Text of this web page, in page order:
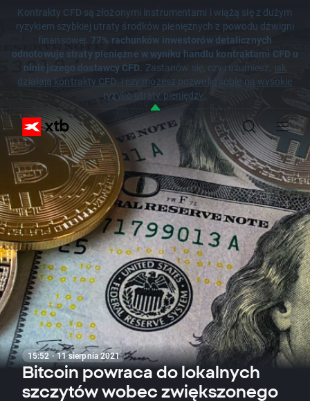
Kontrakty CFD są złożonymi instrumentami i wiążą się z dużym
ryzykiem szybkiej utraty środków pieniężnych z powodu dźwigni
finansowej. 77% rachunków inwestorów detalicznych
odnotowuje straty pieniężne w wyniku handlu kontraktami CFD u
niniejszego dostawcy CFD. Zastanów się, czy rozumiesz, jak
działają kontrakty CFD, i czy możesz pozwolić sobie na wysokie
ryzyko utraty pieniędzy.
15:52 · 11 sierpnia 2021
Bitcoin powraca do lokalnych
szczytów wobec zwiększonego